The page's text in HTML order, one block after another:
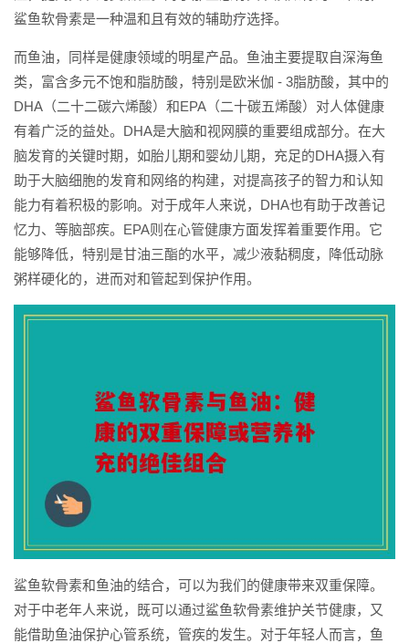
鲨鱼软骨素是一种温和且有效的辅助疗选择。
而鱼油，同样是健康领域的明星产品。鱼油主要提取自深海鱼
类，富含多元不饱和脂肪酸，特别是欧米伽 - 3脂肪酸，其中的
DHA（二十二碳六烯酸）和EPA（二十碳五烯酸）对人体健康
有着广泛的益处。DHA是大脑和视网膜的重要组成部分。在大
脑发育的关键时期，如胎儿期和婴幼儿期，充足的DHA摄入有
助于大脑细胞的发育和网络的构建，对提高孩子的智力和认知
能力有着积极的影响。对于成年人来说，DHA也有助于改善记
忆力、等脑部疾。EPA则在心管健康方面发挥着重要作用。它
能够降低，特别是甘油三酯的水平，减少液黏稠度，降低动脉
粥样硬化的，进而对和管起到保护作用。
鲨鱼软骨素和鱼油的结合，可以为我们的健康带来双重保障。
对于中老年人来说，既可以通过鲨鱼软骨素维护关节健康，又
能借助鱼油保护心管系统，管疾的发生。对于年轻人而言，鱼